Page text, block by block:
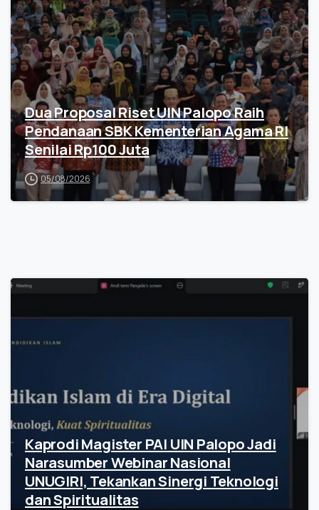
Dua Proposal Riset UIN Palopo Raih
Pendanaan SBK Kementerian Agama RI
Senilai Rp100 Juta
05/08/2026
Kaprodi Magister PAI UIN Palopo Jadi
Narasumber Webinar Nasional
UNUGIRI, Tekankan Sinergi Teknologi
dan Spiritualitas